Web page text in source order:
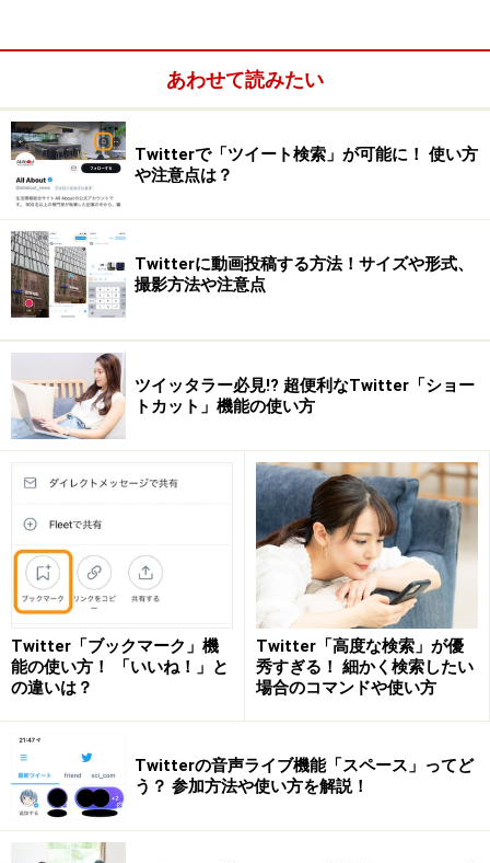
つまり、Twitterのいいね！は、他の人に知られてしまう
前提で使う必要がある、ということです。ツイート内の
記事を後で読むつもりでいいね！を使っていても、フォ
ロワーからは「この人はこんな記事にいいねをするん
だ……」と思われてしまうかもしれません。
そこで、誰にも知られることなく、後で読む機能として
使えるのが「ブックマーク」です。長いツイートや、ツ
イート内のリンク先の記事を後でしっかり読みたいとき
におすすめできる機能です。
ツイートをブックマークする
ここではiPhone向けのTwitter公式アプリの画面で紹介し
ますが、Androidスマートフォンやパソコンでも操作はほ
ぼ同じです。
あわせて読みたい
Twitterで「ツイート検索」が可能に！ 使い方
や注意点は？
Twitterに動画投稿する方法！サイズや形式、
撮影方法や注意点
ツイッタラー必見!? 超便利なTwitter「ショー
トカット」機能の使い方
Twitter「ブックマーク」機
能の使い方！ 「いいね！」と
の違いは？
Twitter「高度な検索」が優
秀すぎる！ 細かく検索したい
場合のコマンドや使い方
Twitterの音声ライブ機能「スペース」ってど
う？ 参加方法や使い方を解説！